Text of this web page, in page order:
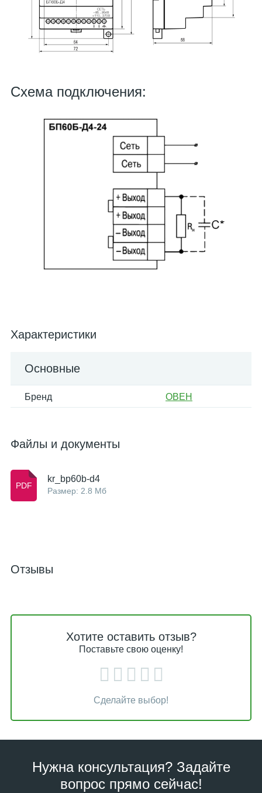
Схема подключения:
Характеристики
Основные
Бренд ОВЕН
Файлы и документы
kr_bp60b-d4
Размер: 2.8 Мб
Отзывы
Хотите оставить отзыв?
Поставьте свою оценку!
Сделайте выбор!
Нужна консультация? Задайте
вопрос прямо сейчас!